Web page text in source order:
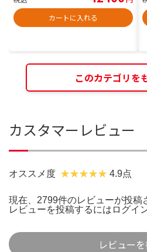
カートに入れる
このカテゴリを
カスタマーレビュー
オススメ度 4.9点
現在、2799件のレビューが投稿
レビューを投稿するには ログイ
レビューを